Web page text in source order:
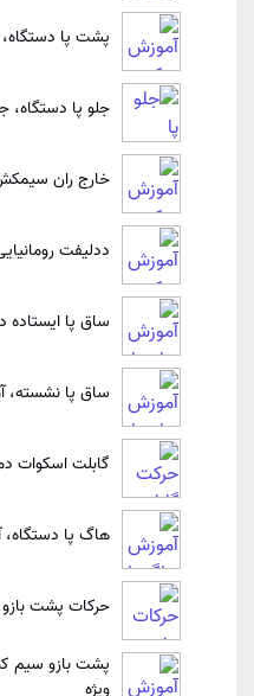
پشت پا دستگاه، پشت
جلو پا دستگاه، جلو
خارج ران سیمکش،
ددلیفت رومانیایی با
ساق پا ایستاده
ساق پا نشسته، آموزش+
گابلت اسکوات دمبل،
هاگ پا دستگاه، آموزش
حرکات پشت بازو
پشت بازو سیم کش
ویژه